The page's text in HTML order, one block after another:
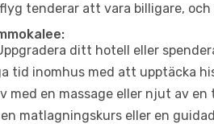
tenderar att vara billigare,
ditt hotell eller
tid inomhus med att upptäcka
med en massage eller njut av
matlagningskurs eller en